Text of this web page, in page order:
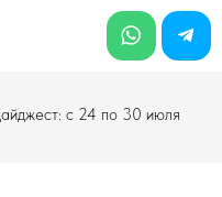
с 24 по 30 июля